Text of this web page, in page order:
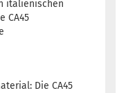
italienischen
CA45
Die CA45